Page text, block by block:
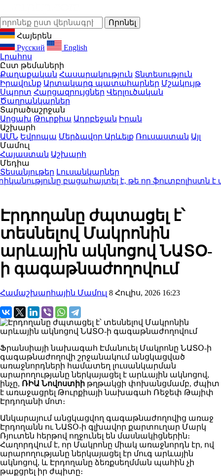
Հայերեն
Русский
English
Լրահոս
Ըստ թեմաների
Քաղաքական Հասարակություն Տնտեսություն
Իրավունք Արտակարգ պատահարներ Մշակույթ
Սպորտ Հարցազրույցներ Վերլուծական
Ծաղրանկարներ
Տարածաշրջան
Արցախ Թուրքիա Ադրբեջան Իրան
Աշխարհ
ԱՄՆ Եվրոպա Մերձավոր Արևելք Ռուսաստան Այլ
Մամուլ
Հայաստան Աշխարհ
Մեդիա
Տեսանյութեր Լուսանկարներ
բացահայտել է, թե որ ֆուտբոլիստն է
Էրդողանը ժպտացել է՝
տեսնելով Մակրոնին
արևային ակնոցով ՆԱՏՕ-
ի գագաթնաժողովում
Համաշխարհային Մամուլ 8 Հուլիս, 2026 16:23
Ֆրանսիայի նախագահ Էմանուել Մակրոնը ՆԱՏՕ-ի
գագաթնաժողովի շրջանակում անցկացված
առաջնորդների համատեղ լուսանկարման
արարողությանը ներկայացել է արևային ակնոցով,
ինչը, ՌԻԱ Նովոստիի թղթակցի փոխանցմամբ, ժպիտ
է առաջացրել Թուրքիայի նախագահ Ռեջեփ Թայիփ
Էրդողանի մոտ։
Անկարայում անցկացվող գագաթնաժողովից առաջ
Էրդողանն ու ՆԱՏՕ-ի գլխավոր քարտուղար Մարկ
Ռյուտեն հերթով ողջունել են մասնակիցներին։
Հաղորդվում է, որ Մակրոնը միակ առաջնորդն էր, ով
արարողությանը ներկայացել էր մուգ արևային
ակնոցով, և Էրդողանը ձեռքսեղմման պահին չի
թաքցրել իր ժպիտը։